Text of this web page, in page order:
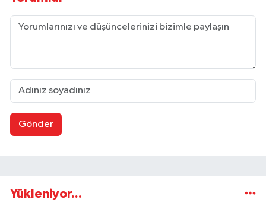
Gönder
Yükleniyor...